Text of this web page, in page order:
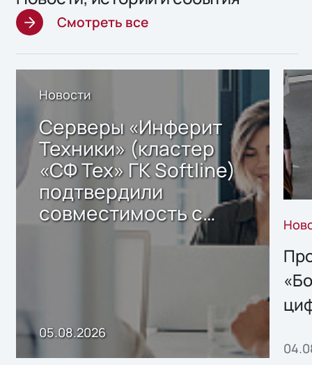
Смотреть все
Новости
Серверы «Инферит
Техники» (кластер
«СФ Тех» ГК Softline)
подтвердили
совместимость с
решением Sharx
05.08.2026